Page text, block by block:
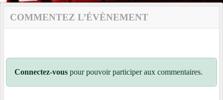
COMMENTEZ L’ÉVÈNEMENT
Connectez-vous pour pouvoir participer aux commentaires.